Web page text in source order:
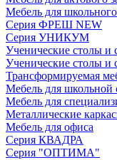
Мебель для школьного
Серия ФРЕШ NEW
Серия УНИКУМ
Ученические столы и
Ученические столы и
Трансформируемая
Мебель для школьной
Мебель для
Металлические
Мебель для офиса
Серия КВАДРА
Серия "ОПТИМА"